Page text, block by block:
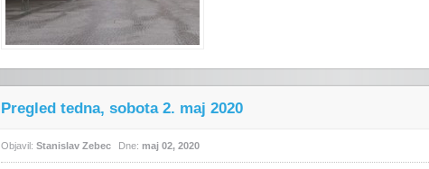
Pregled tedna, sobota 2. maj 2020
Objavil: Stanislav Zebec Dne: maj 02, 2020